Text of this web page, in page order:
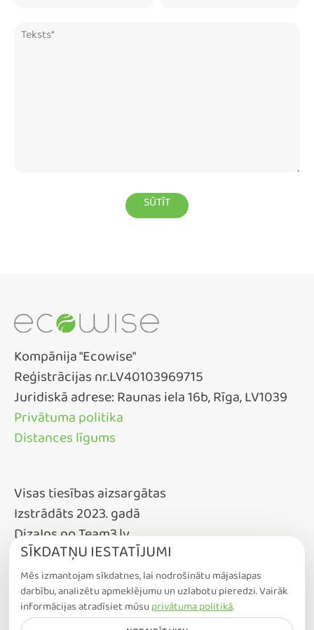
Kompānija "Ecowise"
Reģistrācijas nr.LV40103969715
Juridiskā adrese: Raunas iela 16b, Rīga, LV1039
Privātuma politika
Distances līgums
Visas tiesības aizsargātas
Izstrādāts 2023. gadā
DizaIns no Team3.lv
SĪKDATŅU IESTATĪJUMI
Mēs izmantojam sīkdatnes, lai nodrošinātu mājaslapas
darbību, analizētu apmeklējumu un uzlabotu pieredzi. Vairāk
informācijas atradīsiet mūsuprivātuma politikā.